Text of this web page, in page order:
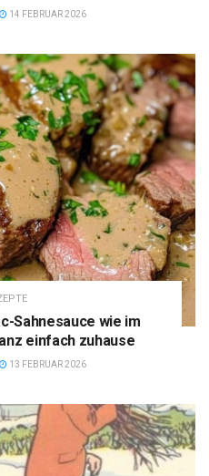
14 FEBRUAR 2026
Sahnesauce wie im
einfach zuhause
13 FEBRUAR 2026